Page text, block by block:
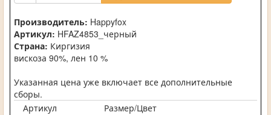
Производитель: Happyfox
Артикул: HFAZ4853_черный
Страна: Киргизия
вискоза 90%, лен 10 %
Указанная цена уже включает все дополнительные
сборы.
Артикул
Размер/Цвет